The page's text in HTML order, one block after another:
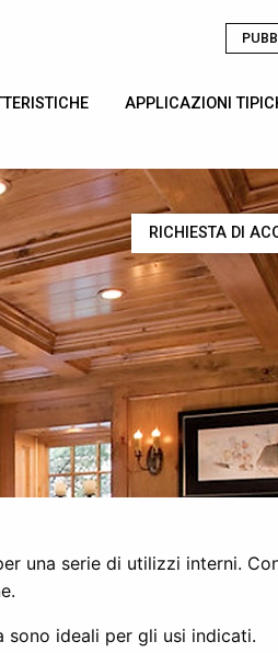
APPLICAZIONI
RICHIESTA DI
una serie di utilizzi interni.
sono ideali per gli usi indicati.